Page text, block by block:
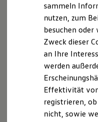
Reichweite
Laden
Laden
Laden
Batterie
Sicherheit
Garantie
Probefahrt
sammeln
nutzen, zum
besuchen oder
Zweck dieser
an Ihre
werden
Effektivität von
registrieren,
nicht, sowie